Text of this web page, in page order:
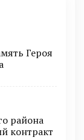
Героя
района
контракт